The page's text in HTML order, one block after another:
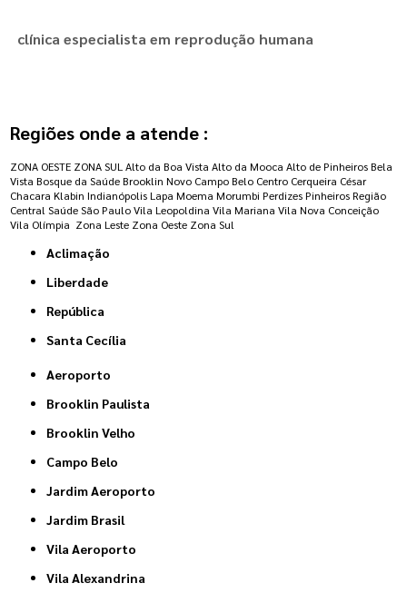
clínica especialista em reprodução humana
Regiões onde a atende :
ZONA OESTE ZONA SUL Alto da Boa Vista Alto da Mooca Alto de Pinheiros Bela
Vista Bosque da Saúde Brooklin Novo Campo Belo Centro Cerqueira César
Chacara Klabin Indianópolis Lapa Moema Morumbi Perdizes Pinheiros Região
Central Saúde São Paulo Vila Leopoldina Vila Mariana Vila Nova Conceição
Vila Olímpia Zona Leste Zona Oeste Zona Sul
Aclimação
Liberdade
República
Santa Cecília
Aeroporto
Brooklin Paulista
Brooklin Velho
Campo Belo
Jardim Aeroporto
Jardim Brasil
Vila Aeroporto
Vila Alexandrina